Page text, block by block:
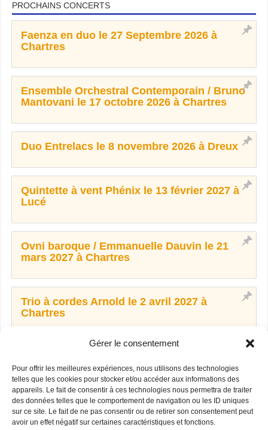
Gérer le consentement
Pour offrir les meilleures expériences, nous utilisons des technologies
telles que les cookies pour stocker et/ou accéder aux informations des
appareils. Le fait de consentir à ces technologies nous permettra de traiter
des données telles que le comportement de navigation ou les ID uniques
sur ce site. Le fait de ne pas consentir ou de retirer son consentement peut
avoir un effet négatif sur certaines caractéristiques et fonctions.
PROCHAINS CONCERTS
Faenza en duo le 27 Septembre 2026 à
Chartres
Ensemble Orchestral Contemporain / Bruno
Mantovani le 17 octobre 2026 à Chartres
Duo Entrelacs le 8 novembre 2026 à Dreux
Quintette à vent Phénix le 13 février 2027 à
Lucé
Ovni baroque / Emmanuelle Dauvin le 21
mars 2027 à Chartres
Trio à cordes Arnold le 2 avril 2027 à
Chartres
2027 à Dreux
Ensemble Ô octuor vocal le 13 juin 2027 à
Chartres